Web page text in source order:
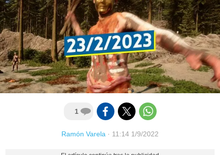
1
Ramón Varela · 11:14 1/9/2022